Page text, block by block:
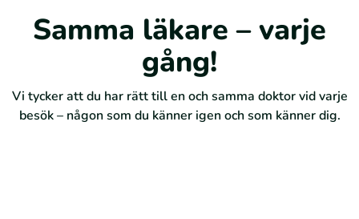
Samma läkare – varje
gång!
Vi tycker att du har rätt till en och samma doktor vid varje
besök – någon som du känner igen och som känner dig.